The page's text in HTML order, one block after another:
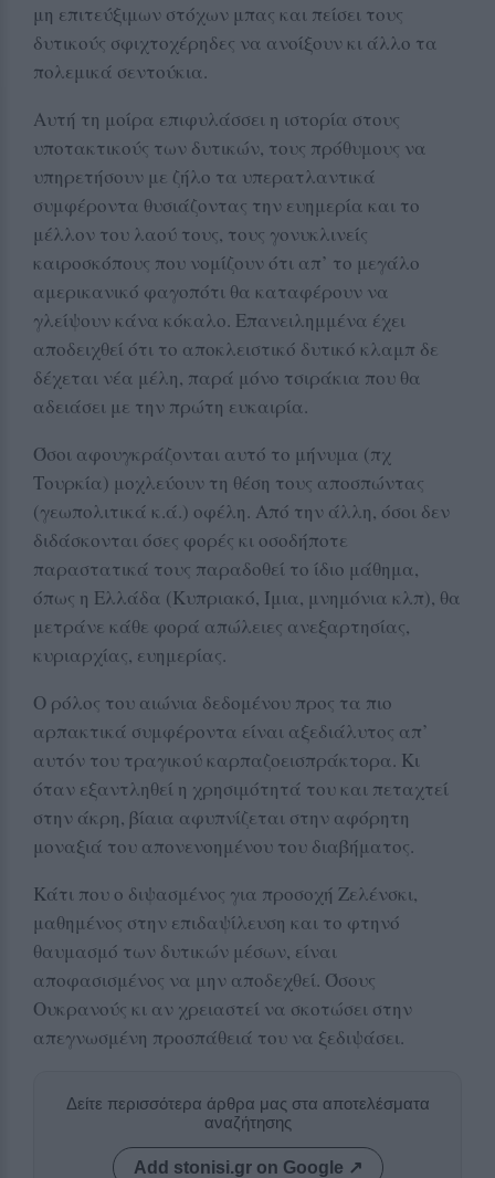
μη επιτεύξιμων στόχων μπας και πείσει τους
δυτικούς σφιχτοχέρηδες να ανοίξουν κι άλλο τα
πολεμικά σεντούκια.
Αυτή τη μοίρα επιφυλάσσει η ιστορία στους
υποτακτικούς των δυτικών, τους πρόθυμους να
υπηρετήσουν με ζήλο τα υπερατλαντικά
συμφέροντα θυσιάζοντας την ευημερία και το
μέλλον του λαού τους, τους γονυκλινείς
καιροσκόπους που νομίζουν ότι απ’ το μεγάλο
αμερικανικό φαγοπότι θα καταφέρουν να
γλείψουν κάνα κόκαλο. Επανειλημμένα έχει
αποδειχθεί ότι το αποκλειστικό δυτικό κλαμπ δε
δέχεται νέα μέλη, παρά μόνο τσιράκια που θα
αδειάσει με την πρώτη ευκαιρία.
Όσοι αφουγκράζονται αυτό το μήνυμα (πχ
Τουρκία) μοχλεύουν τη θέση τους αποσπώντας
(γεωπολιτικά κ.ά.) οφέλη. Από την άλλη, όσοι δεν
διδάσκονται όσες φορές κι οσοδήποτε
παραστατικά τους παραδοθεί το ίδιο μάθημα,
όπως η Ελλάδα (Κυπριακό, Ίμια, μνημόνια κλπ), θα
μετράνε κάθε φορά απώλειες ανεξαρτησίας,
κυριαρχίας, ευημερίας.
Ο ρόλος του αιώνια δεδομένου προς τα πιο
αρπακτικά συμφέροντα είναι αξεδιάλυτος απ’
αυτόν του τραγικού καρπαζοεισπράκτορα. Κι
όταν εξαντληθεί η χρησιμότητά του και πεταχτεί
στην άκρη, βίαια αφυπνίζεται στην αφόρητη
μοναξιά του απονενοημένου του διαβήματος.
Κάτι που ο διψασμένος για προσοχή Ζελένσκι,
μαθημένος στην επιδαψίλευση και το φτηνό
θαυμασμό των δυτικών μέσων, είναι
αποφασισμένος να μην αποδεχθεί. Όσους
Ουκρανούς κι αν χρειαστεί να σκοτώσει στην
απεγνωσμένη προσπάθειά του να ξεδιψάσει.
Δείτε περισσότερα άρθρα μας στα αποτελέσματα
αναζήτησης
Add stonisi.gr on Google ↗